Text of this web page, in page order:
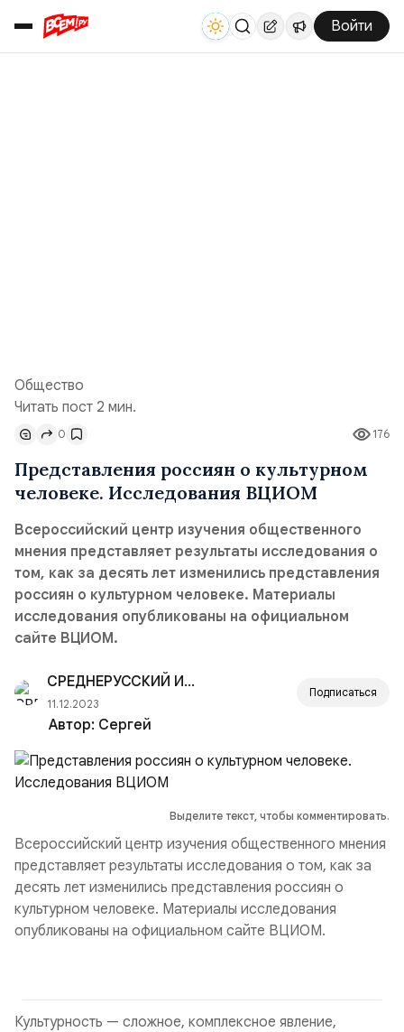
Войти
Общество
Читать пост 2 мин.
176
0
Представления россиян о культурном
человеке. Исследования ВЦИОМ
Всероссийский центр изучения общественного
мнения представляет результаты исследования о
том, как за десять лет изменились представления
россиян о культурном человеке. Материалы
исследования опубликованы на официальном
сайте ВЦИОМ.
СРЕДНЕРУССКИЙ ИНСТИТУТ УПРАВЛЕНИЯ —
11.12.2023
Подписаться
Автор: Сергей
Выделите текст, чтобы комментировать.
Всероссийский центр изучения общественного мнения
представляет результаты исследования о том, как за
десять лет изменились представления россиян о
культурном человеке. Материалы исследования
опубликованы на официальном сайте ВЦИОМ.
Культурность — сложное, комплексное явление,